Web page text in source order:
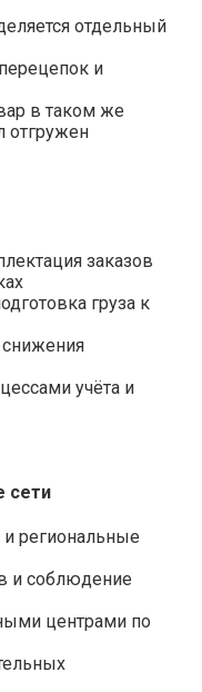
отдельный
и
в таком же
отгружен
заказов
груза к
снижения
учёта и
сети
региональные
и соблюдение
центрами по